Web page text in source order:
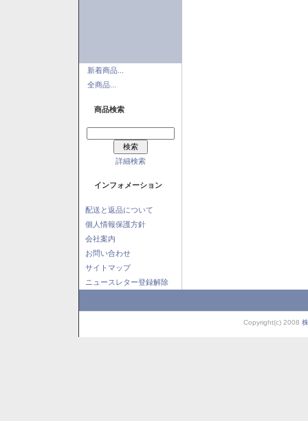
新着商品...
全商品...
商品検索
詳細検索
インフォメーション
配送と返品について
個人情報保護方針
会社案内
お問い合わせ
サイトマップ
ニュースレター登録解除
Copyright(c) 2008